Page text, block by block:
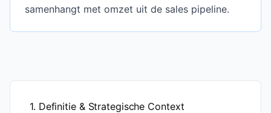
samenhangt met omzet uit de sales pipeline.
1. Definitie & Strategische Context